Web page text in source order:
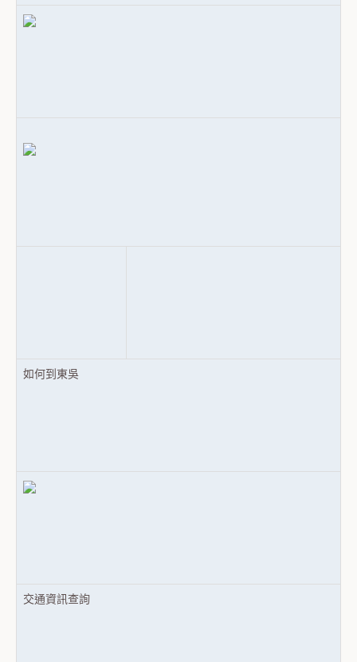
如何到東吳
交通資訊查詢